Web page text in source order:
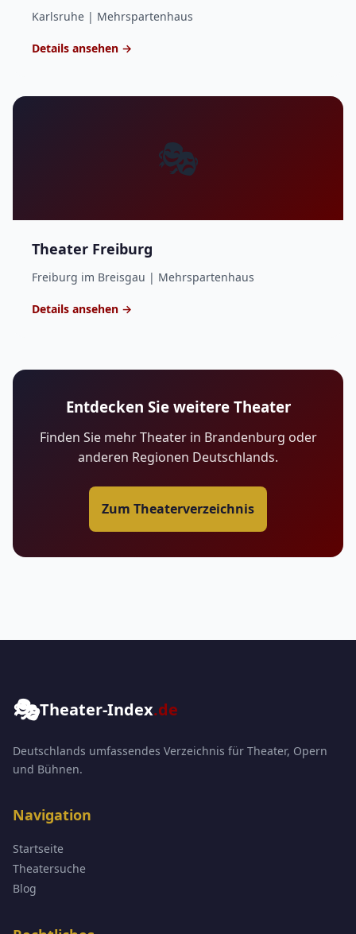
Karlsruhe | Mehrspartenhaus
Details ansehen →
🎭
Theater Freiburg
Freiburg im Breisgau | Mehrspartenhaus
Details ansehen →
Entdecken Sie weitere Theater
Finden Sie mehr Theater in Brandenburg oder
anderen Regionen Deutschlands.
Zum Theaterverzeichnis
🎭Theater-Index.de
Deutschlands umfassendes Verzeichnis für Theater, Opern
und Bühnen.
Navigation
Startseite
Theatersuche
Blog